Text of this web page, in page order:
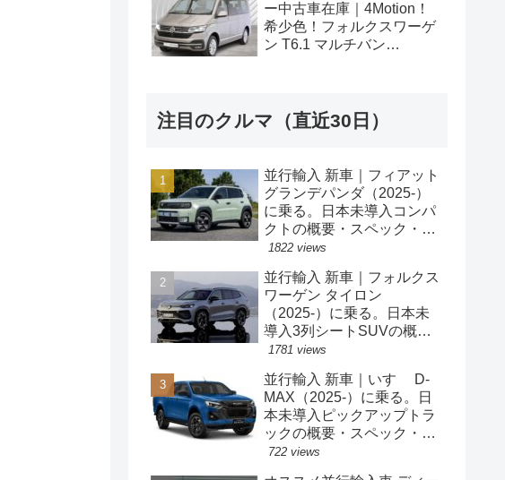
ー中古車在庫｜4Motion！
希少色！フォルクスワーゲ
ン T6.1 マルチバン
注目のクルマ（直近30日）
並行輸入 新車｜フィアット
グランデパンダ（2025-）
に乗る。日本未導入コンパ
クトの概要・スペック・価
格の情報。
1822 views
並行輸入 新車｜フォルクス
ワーゲン タイロン
（2025-）に乗る。日本未
導入3列シートSUVの概
要・スペック・価格の情
1781 views
並行輸入 新車｜いすゞ D-
MAX（2025-）に乗る。日
本未導入ピックアップトラ
ックの概要・スペック・価
格の情報。
722 views